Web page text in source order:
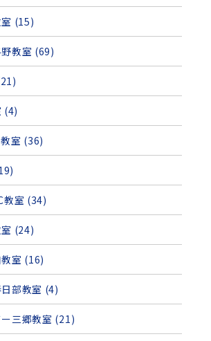
(15)
教室 (69)
(4)
室 (36)
教室 (34)
(24)
室 (16)
部教室 (4)
三郷教室 (21)